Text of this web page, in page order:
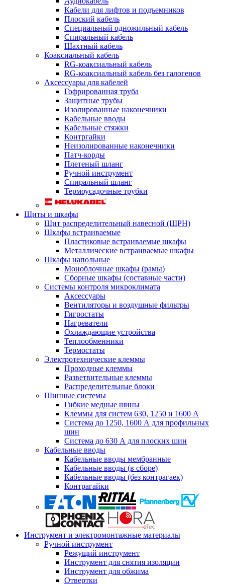
Кабели для лифтов и подъемников
Плоский кабель
Специальный одножильный кабель
Спиральный кабель
Шахтный кабель
Коаксиальный кабель
RG-коаксиальный кабель
RG-коаксиальный кабель без галогенов
Аксессуары для кабелей
Гофрированная труба
Защитные трубы
Изолированные наконечники
Кабельные вводы
Кабельные стяжки
Контргайки
Неизолированные наконечники
Патч-корды
Плетеный шланг
Ручной инструмент
Спиральный шланг
Термоусадочные трубки
Щиты и шкафы
Щит распределительный навесной (ЩРН)
Шкафы встраиваемые
Пластиковые встраиваемые шкафы
Металлические встраиваемые шкафы
Шкафы напольные
Моноблочные шкафы (рамы)
Сборные шкафы (составные части)
Системы контроля микроклимата
Аксессуары
Вентиляторы и воздушные фильтры
Гигростаты
Нагреватели
Охлаждающие устройства
Теплообменники
Термостаты
Электротехнические клеммы
Проходные клеммы
Разветвительные клеммы
Распределительные блоки
Шинные системы
Гибкие медные шины
Клеммы для систем 630, 1250 и 1600 А
Система до 1250, 1600 А для профильных
шин
Система до 630 А для плоских шин
Кабельные вводы
Кабельные вводы мембранные
Кабельные вводы (в сборе)
Кабельные вводы (без контрагаек)
Контрагайки
Инструмент и электромонтажные материалы
Ручной инструмент
Режущий инструмент
Инструмент для снятия изоляции
Инструмент для обжима
Отвертки